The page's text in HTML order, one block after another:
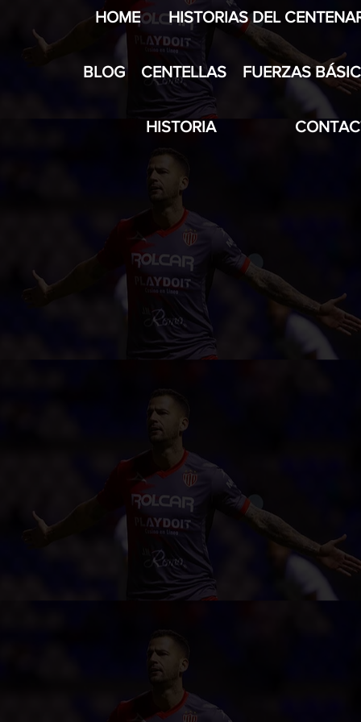
HOME HISTORIAS DEL
BLOG CENTELLAS FUERZAS
HISTORIA